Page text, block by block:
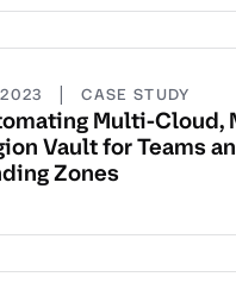
| CASE STUDY
Multi-Cloud,
Vault for Teams
Zones